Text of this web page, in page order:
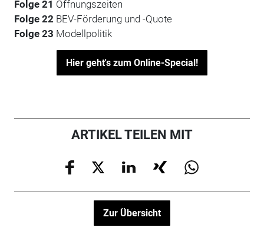
Folge 21 Öffnungszeiten
Folge 22 BEV-Förderung und -Quote
Folge 23 Modellpolitik
Hier geht's zum Online-Special!
ARTIKEL TEILEN MIT
Zur Übersicht